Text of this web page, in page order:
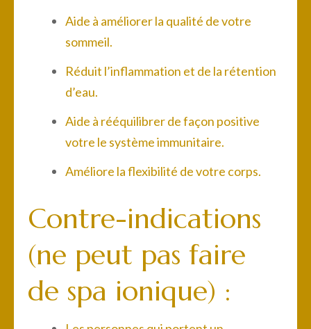
Aide à améliorer la qualité de votre
sommeil.
Réduit l’inflammation et de la rétention
d’eau.
Aide à rééquilibrer de façon positive
votre le système immunitaire.
Améliore la flexibilité de votre corps.
Contre-indications
(ne peut pas faire
de spa ionique) :